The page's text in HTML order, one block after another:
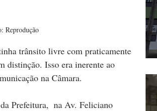
Reprodução
trânsito livre com praticamente
distinção. Isso era inerente ao
na Câmara.
Prefeitura,  na Av. Feliciano